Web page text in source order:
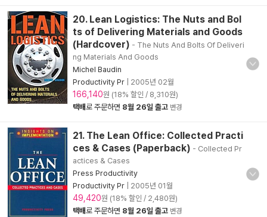
20. Lean Logistics: The Nuts and Bol
ts of Delivering Materials and Goods
(Hardcover) - The Nuts And Bolts Of Deliveri
ng Materials And Goods
Michel Baudin
Productivity Pr
2005년 02월
166,140원 (18% 할인 / 8,310원)
택배로 주문하면 8월 26일 출고 변경
21. The Lean Office: Collected Practi
ces & Cases (Paperback) - Collected Pr
actices & Cases
Press Productivity
Productivity Pr
2005년 01월
49,420원 (18% 할인 / 2,480원)
택배로 주문하면 8월 26일 출고 변경